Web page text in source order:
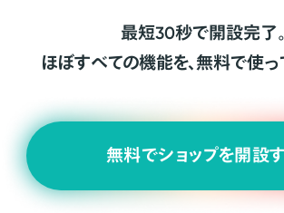
最短30秒で開設完了。
ほぼすべての機能を、無料で使っ
無料でショップを開設